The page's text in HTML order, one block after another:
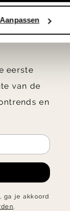
Aanpassen
eerste
van de
en
ga je akkoord
.